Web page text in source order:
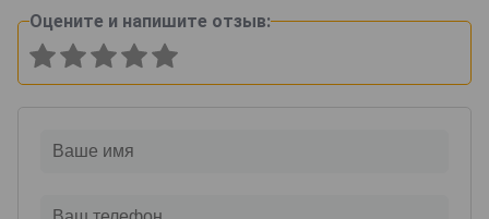
Оцените и напишите отзыв: